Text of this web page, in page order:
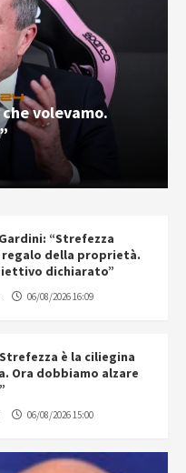
volevamo.
“Strefezza
regalo della proprietà.
dichiarato”
06/08/2026 16:09
è la ciliegina
Ora dobbiamo alzare
06/08/2026 15:00